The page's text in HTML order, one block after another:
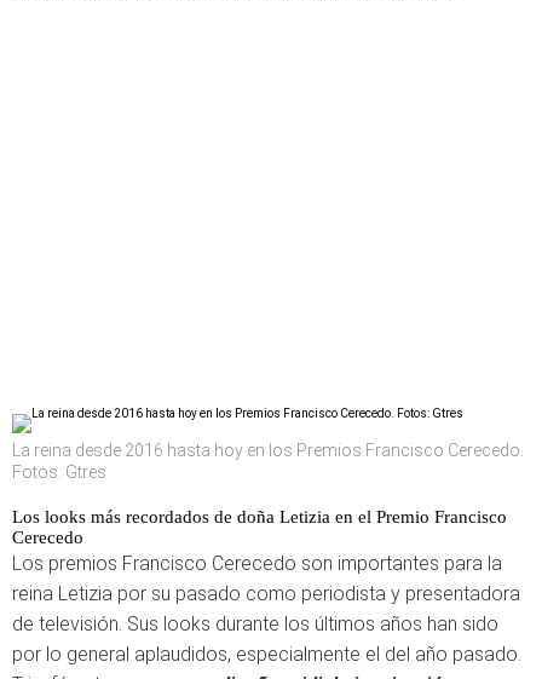
La reina desde 2016 hasta hoy en los Premios Francisco Cerecedo.
Fotos: Gtres
Los looks más recordados de doña Letizia en el Premio Francisco
Cerecedo
Los premios Francisco Cerecedo son importantes para la
reina Letizia por su pasado como periodista y presentadora
de televisión. Sus looks durante los últimos años han sido
por lo general aplaudidos, especialmente el del año pasado.